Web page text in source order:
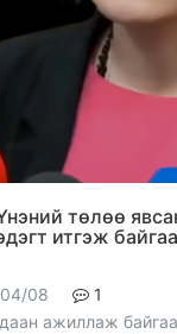
төлөө
итгэж
08
1
ажиллаж